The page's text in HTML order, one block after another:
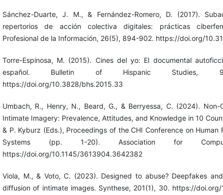
Sánchez-Duarte, J. M., & Fernández-Romero, D. (2017).
repertorios de acción colectiva digitales: prácticas
Profesional de la Información, 26(5), 894-902. https://doi.org/
Torre-Espinosa, M. (2015). Cines del yo: El documental
español. Bulletin of Hispanic Studies,
https://doi.org/10.3828/bhs.2015.33
Umbach, R., Henry, N., Beard, G., & Berryessa, C. (2024). Non-
Intimate Imagery: Prevalence, Attitudes, and Knowledge in 10
& P. Kyburz (Eds.), Proceedings of the CHI Conference on Human
Systems (pp. 1-20). Association for
https://doi.org/10.1145/3613904.3642382
Viola, M., & Voto, C. (2023). Designed to abuse? Deepfakes
diffusion of intimate images. Synthese, 201(1), 30. https://doi.org/